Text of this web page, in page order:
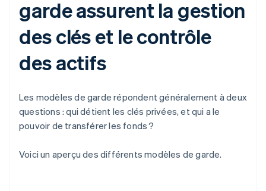
garde assurent la gestion
des clés et le contrôle
des actifs
Les modèles de garde répondent généralement à deux
questions : qui détient les clés privées, et qui a le
pouvoir de transférer les fonds ?
Voici un aperçu des différents modèles de garde.